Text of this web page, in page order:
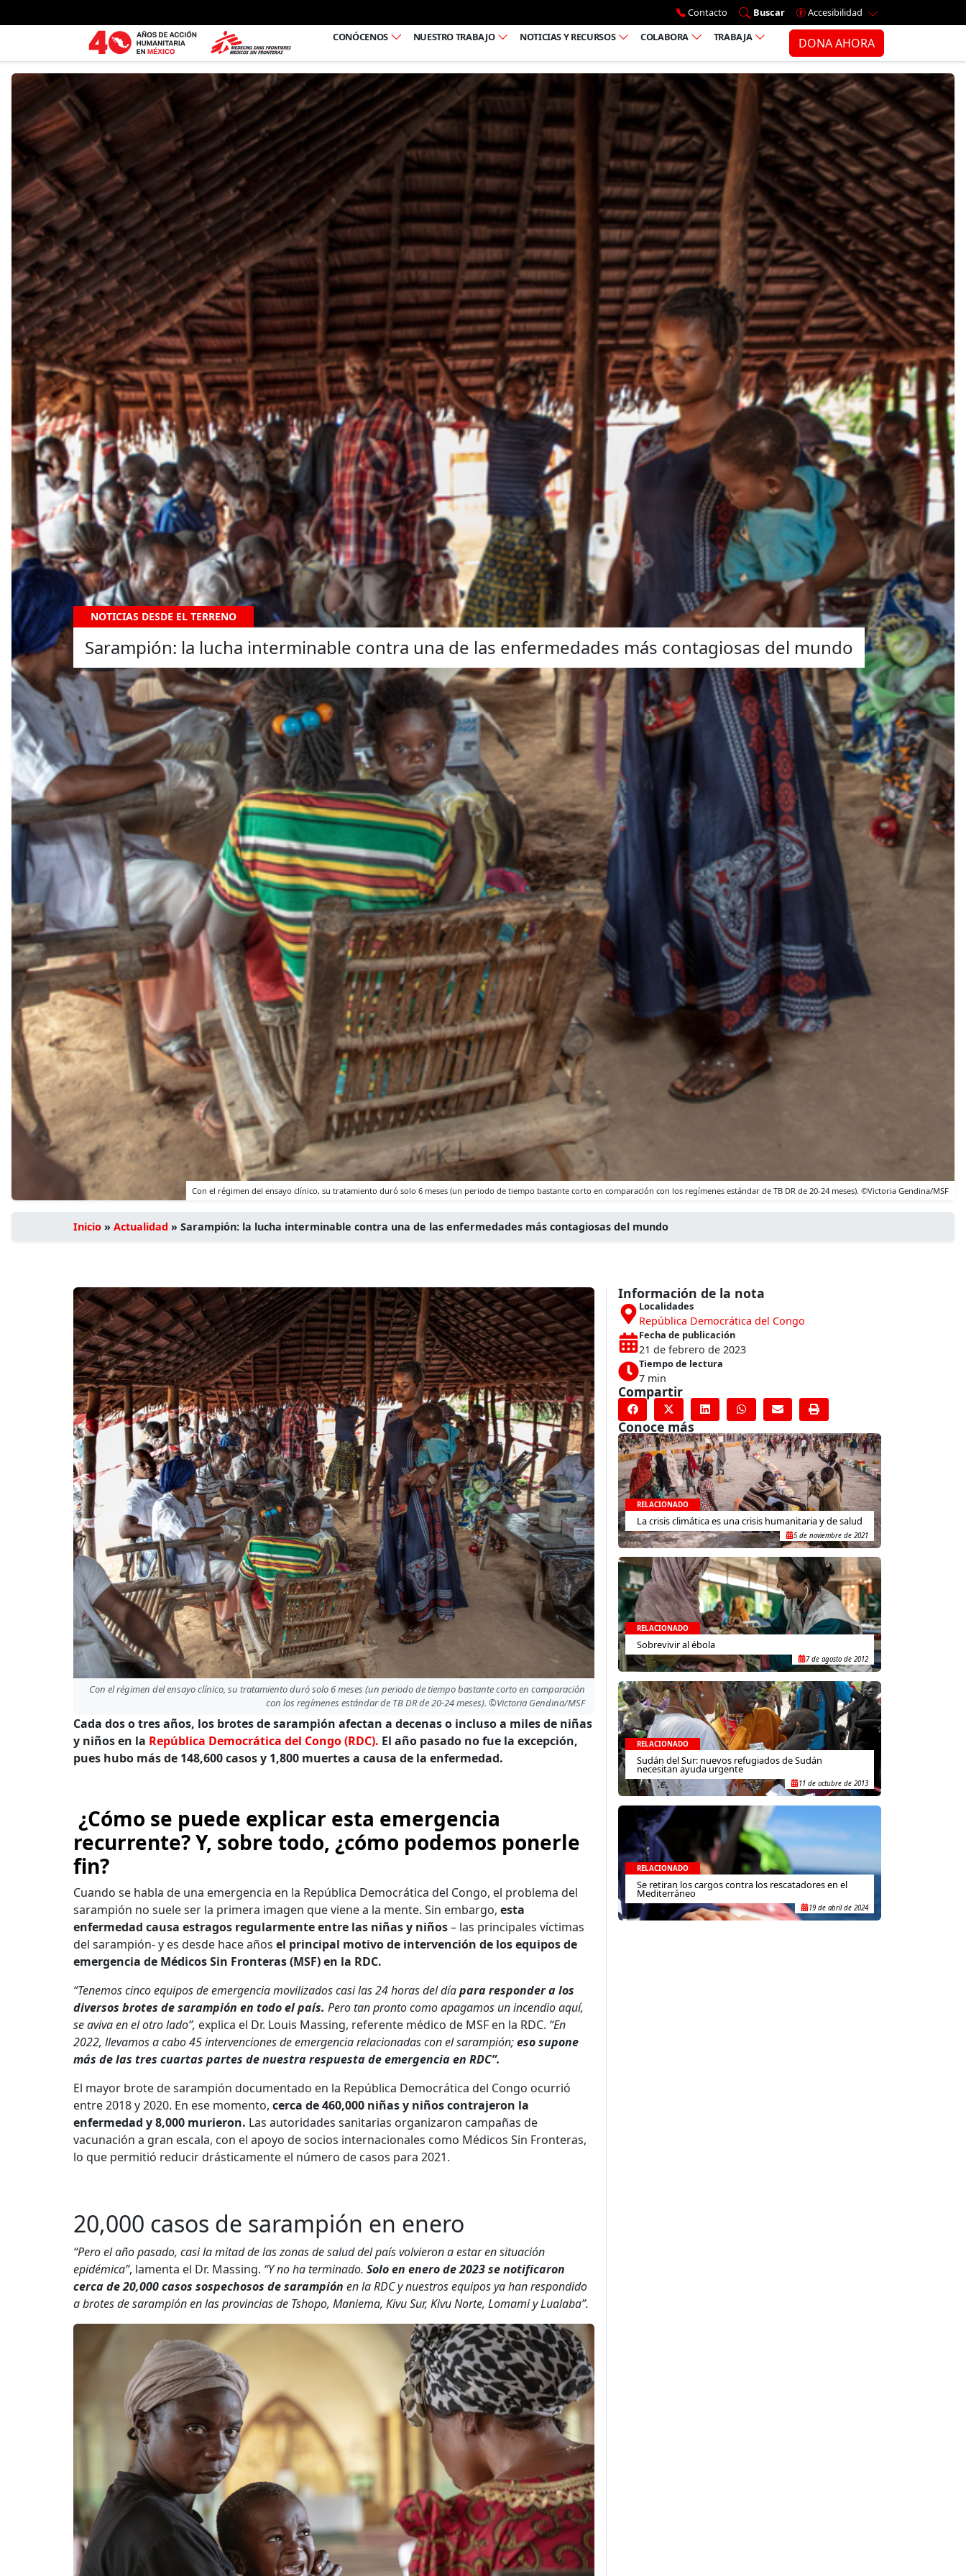
Ir al menú principal
Contacto Buscar
Accesibilidad
CONÓCENOS
NUESTRO TRABAJO NOTICIAS Y RECURSOS COLABORA TRABAJA DONA AHORA
NOTICIAS DESDE EL TERRENO
Sarampión: la lucha interminable contra una de las enfermedades más contagiosas del mundo
Con el régimen del ensayo clínico, su tratamiento duró solo 6 meses (un periodo de tiempo bastante corto en comparación con los regímenes estándar de TB DR de 20-24 meses). ©Victoria Gendina/MSF
Inicio » Actualidad » Sarampión: la lucha interminable contra una de las enfermedades más contagiosas del mundo
Con el régimen del ensayo clínico, su tratamiento duró solo 6 meses (un periodo de tiempo bastante corto en comparación
con los regímenes estándar de TB DR de 20-24 meses). ©Victoria Gendina/MSF
Cada dos o tres años, los brotes de sarampión afectan a decenas o incluso a miles de niñas
y niños en la República Democrática del Congo (RDC). El año pasado no fue la excepción,
pues hubo más de 148,600 casos y 1,800 muertes a causa de la enfermedad.
¿Cómo se puede explicar esta emergencia
recurrente? Y, sobre todo, ¿cómo podemos ponerle
fin?
Cuando se habla de una emergencia en la República Democrática del Congo, el problema del
sarampión no suele ser la primera imagen que viene a la mente. Sin embargo, esta
enfermedad causa estragos regularmente entre las niñas y niños– las principales víctimas
del sarampión- y es desde hace años el principal motivo de intervención de los equipos de
emergencia de Médicos Sin Fronteras (MSF) en la RDC.
“Tenemos cinco equipos de emergencia movilizados casi las 24 horas del díapara responder a los
diversos brotes de sarampión en todo el país. Pero tan pronto como apagamos un incendio aquí,
se aviva en el otro lado”, explica el Dr. Louis Massing, referente médico de MSF en la RDC. “En
2022, llevamos a cabo 45 intervenciones de emergencia relacionadas con el sarampión;eso supone
más de las tres cuartas partes de nuestra respuesta de emergencia en RDC”.
El mayor brote de sarampión documentado en la República Democrática del Congo ocurrió
entre 2018 y 2020. En ese momento, cerca de 460,000 niñas y niños contrajeron la
enfermedad y 8,000 murieron. Las autoridades sanitarias organizaron campañas de
vacunación a gran escala, con el apoyo de socios internacionales como Médicos Sin Fronteras,
lo que permitió reducir drásticamente el número de casos para 2021.
20,000 casos de sarampión en enero
“Pero el año pasado, casi la mitad de las zonas de salud del país volvieron a estar en situación
epidémica”, lamenta el Dr. Massing. “Y no ha terminado. Solo en enero de 2023 se notificaron
cerca de 20,000 casos sospechosos de sarampión en la RDC y nuestros equipos ya han respondido
a brotes de sarampión en las provincias de Tshopo, Maniema, Kivu Sur, Kivu Norte, Lomami y Lualaba”.
Información de la nota
Localidades
República Democrática del Congo
Fecha de publicación
21 de febrero de 2023
Tiempo de lectura
7 min
Compartir
Conoce más
RELACIONADO
La crisis climática es una crisis humanitaria y de salud
5 de noviembre de 2021
RELACIONADO
Sobrevivir al ébola
7 de agosto de 2012
RELACIONADO
Sudán del Sur: nuevos refugiados de Sudán
necesitan ayuda urgente
11 de octubre de 2013
RELACIONADO
Se retiran los cargos contra los rescatadores en el
Mediterráneo
19 de abril de 2024